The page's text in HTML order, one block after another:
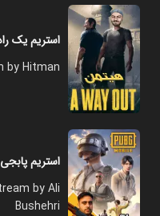
استریم یک
by Hitman
استریم
by Ali
Bushehri